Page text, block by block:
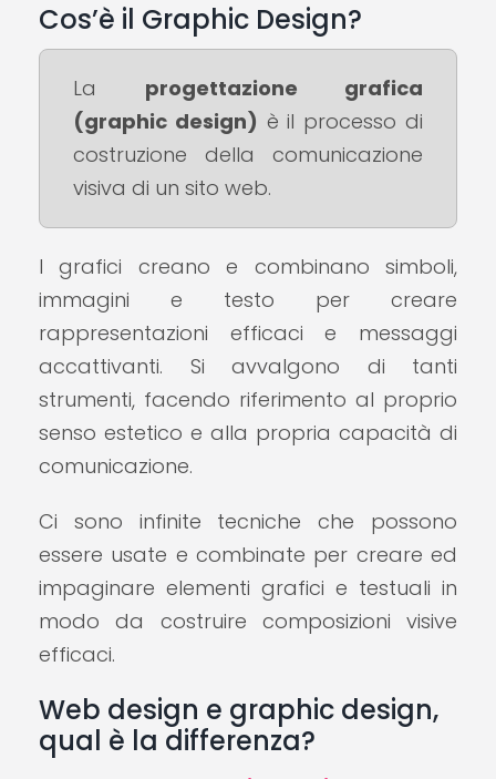
Cos’è il Graphic Design?
La progettazione grafica
(graphic design) è il processo di
costruzione della comunicazione
visiva di un sito web.
I grafici creano e combinano simboli,
immagini e testo per creare
rappresentazioni efficaci e messaggi
accattivanti. Si avvalgono di tanti
strumenti, facendo riferimento al proprio
senso estetico e alla propria capacità di
comunicazione.
Ci sono infinite tecniche che possono
essere usate e combinate per creare ed
impaginare elementi grafici e testuali in
modo da costruire composizioni visive
efficaci.
Web design e graphic design,
qual è la differenza?